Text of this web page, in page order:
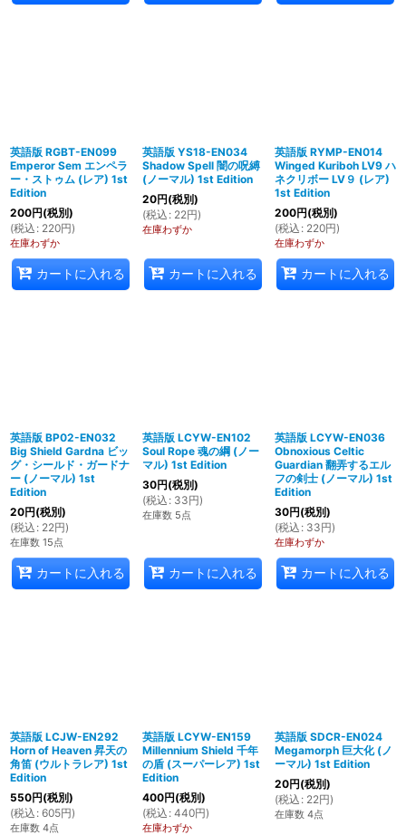
英語版 RGBT-EN099
Emperor Sem エンペラ
ー・ストゥム (レア) 1st
Edition
200円(税別)
(税込 : 220円)
在庫わずか
カートに入れる
英語版 YS18-EN034
Shadow Spell 闇の呪縛
(ノーマル) 1st Edition
20円(税別)
(税込 : 22円)
在庫わずか
カートに入れる
英語版 RYMP-EN014
Winged Kuriboh LV9 ハ
ネクリボー LV９ (レア)
1st Edition
200円(税別)
(税込 : 220円)
在庫わずか
カートに入れる
英語版 BP02-EN032
Big Shield Gardna ビッ
グ・シールド・ガードナ
ー (ノーマル) 1st
Edition
20円(税別)
(税込 : 22円)
在庫数 15点
カートに入れる
英語版 LCYW-EN102
Soul Rope 魂の綱 (ノー
マル) 1st Edition
30円(税別)
(税込 : 33円)
在庫数 5点
カートに入れる
英語版 LCYW-EN036
Obnoxious Celtic
Guardian 翻弄するエル
フの剣士 (ノーマル) 1st
Edition
30円(税別)
(税込 : 33円)
在庫わずか
カートに入れる
英語版 LCJW-EN292
Horn of Heaven 昇天の
角笛 (ウルトラレア) 1st
Edition
550円(税別)
(税込 : 605円)
在庫数 4点
英語版 LCYW-EN159
Millennium Shield 千年
の盾 (スーパーレア) 1st
Edition
400円(税別)
(税込 : 440円)
在庫わずか
英語版 SDCR-EN024
Megamorph 巨大化 (ノ
ーマル) 1st Edition
20円(税別)
(税込 : 22円)
在庫数 4点